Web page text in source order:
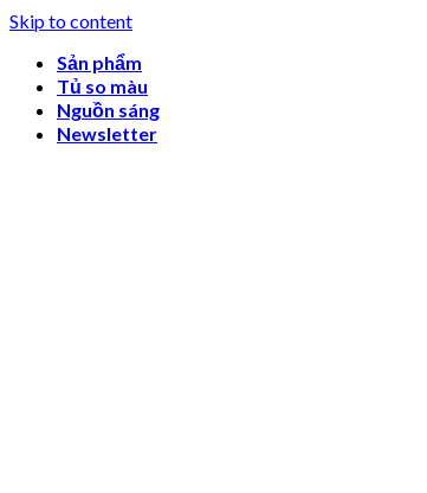
Skip to content
Sản phẩm
Tủ so màu
Nguồn sáng
Newsletter